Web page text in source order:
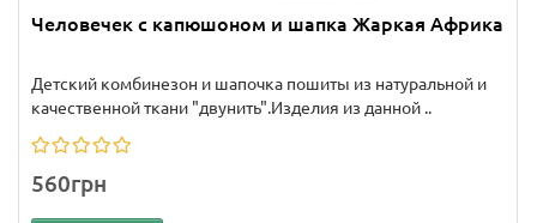
Человечек с капюшоном и шапка Жаркая Африка
Детский комбинезон и шапочка пошиты из натуральной и
качественной ткани "двунить".Изделия из данной ..
560грн